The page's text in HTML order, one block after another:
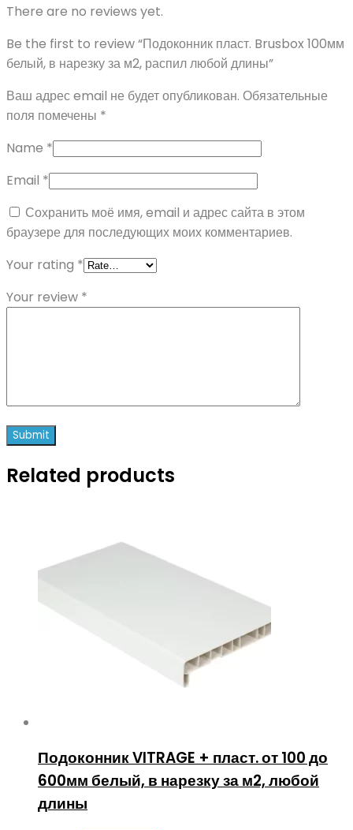
There are no reviews yet.
Be the first to review “Подоконник пласт. Brusbox 100мм
белый, в нарезку за м2, распил любой длины”
Ваш адрес email не будет опубликован. Обязательные
поля помечены *
Name *
Email *
Сохранить моё имя, email и адрес сайта в этом
браузере для последующих моих комментариев.
Your rating *
Your review *
Related products
Подоконник VITRAGE + пласт. от 100 до
600мм белый, в нарезку за м2, любой
длины